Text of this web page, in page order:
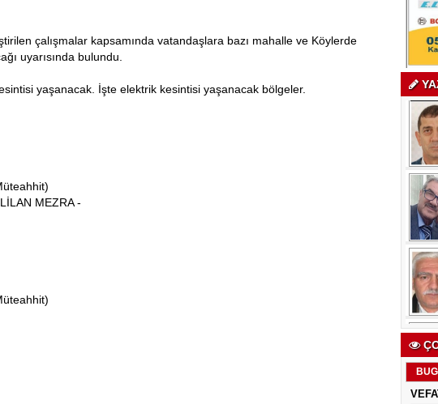
çalışmalar kapsamında vatandaşlara bazı mahalle ve Köylerde
uyarısında bulundu.
yaşanacak. İşte elektrik kesintisi yaşanacak bölgeler.
MEZRA -